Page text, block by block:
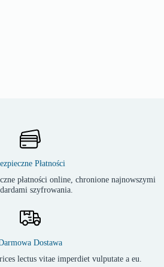
Płatności
płatności online, chronione najnowszymi
szyfrowania.
Dostawa
lectus vitae imperdiet vulputate a eu.